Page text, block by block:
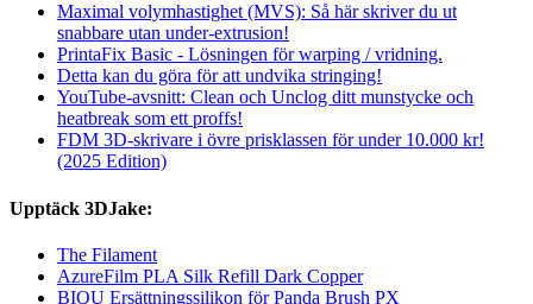
Maximal volymhastighet (MVS): Så här skriver du ut
snabbare utan under-extrusion!
PrintaFix Basic - Lösningen för warping / vridning.
Detta kan du göra för att undvika stringing!
YouTube-avsnitt: Clean och Unclog ditt munstycke och
heatbreak som ett proffs!
FDM 3D-skrivare i övre prisklassen för under 10.000 kr!
(2025 Edition)
Upptäck 3DJake:
The Filament
AzureFilm PLA Silk Refill Dark Copper
BIQU Ersättningssilikon för Panda Brush PX